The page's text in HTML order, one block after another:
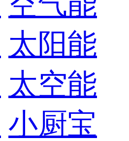
太阳能
太空能
小厨宝